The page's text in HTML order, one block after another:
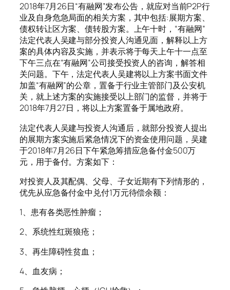
2018年7月26日“有融网”发布公告，就应对当前P2P行
业及自身危急局面的相关方案，其中包括:展期方案、
债权转让区方案、债转股方案。上午十时，“有融网”
法定代表人吴建与部分投资人沟通见面，解释以上方
案的具体内容及实施，并表示将于每天上午十一点至
下午三点在“有融网”公司接受投资人的咨询，解答相
关问题。下午，法定代表人吴建将以上方案书面文件
加盖“有融网”的公章，置备于行业主管部门及公安机
关，就上述方案的实施接受以上部门的监督，并将于
2018年7月27日，将以上方案置备于属地政府。
法定代表人吴建与投资人沟通后，就部分投资人提出
的展期方案实施后紧急情况下的资金使用问题，吴建
于2018年7月26日下午紧急筹措应急备付金500万
元，用于备付。方案如下：
对投资人及其配偶、父母、子女近期有下列情形的，
优先从应急备付金中兑付1万元待偿余额：
1、患有各类恶性肿瘤；
2、系统性红斑狼疮；
3、再生障碍性贫血；
4、血友病；